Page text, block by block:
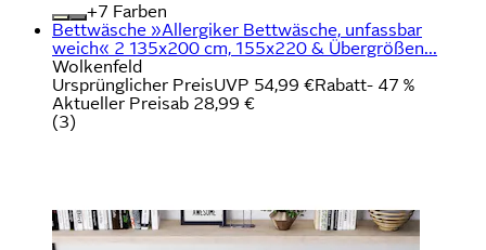
+
Farben
Bettwäsche »Allergiker Bettwäsche, unfassbar
weich« 2 135x200 cm, 155x220 & Übergrößen...
Wolkenfeld
Ursprünglicher PreisUVP 54,99 €Rabatt- 47 %
Aktueller Preisab 28,99 €
(3)